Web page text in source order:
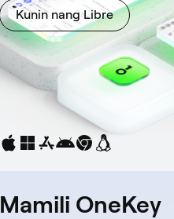
Kunin nang Libre
Mamili OneKey